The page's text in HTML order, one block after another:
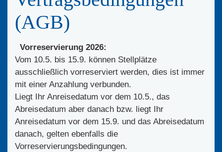
(AGB)
Vorreservierung 2026:
Vom 10.5. bis 15.9. können Stellplätze
ausschließlich vorreserviert werden, dies ist immer
mit einer Anzahlung verbunden.
Liegt Ihr Anreisedatum vor dem 10.5., das
Abreisedatum aber danach bzw. liegt Ihr
Anreisedatum vor dem 15.9. und das Abreisedatum
danach, gelten ebenfalls die
Vorreservierungsbedingungen.